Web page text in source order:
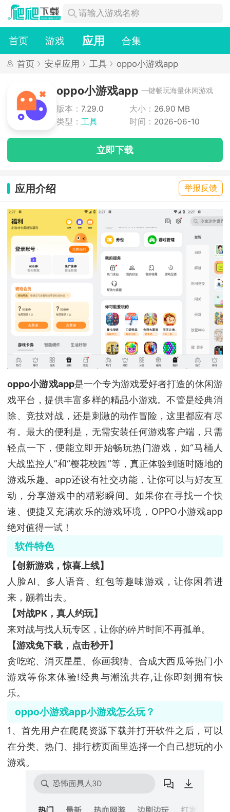
首页 游戏 应用 合集
首页 安卓应用 工具 oppo小游戏app
oppo小游戏app 一键畅玩海量休闲游戏
版本： 7.29.0 大小： 26.90 MB
类型： 工具 时间： 2026-06-10
立即下载
应用介绍 举报反馈
oppo小游戏app是一个专为游戏爱好者打造的休闲游
戏平台，提供丰富多样的精品小游戏。不管是经典消
除、竞技对战，还是刺激的动作冒险，这里都应有尽
有。最大的便利是，无需安装任何游戏客户端，只需
轻点一下，便能立即开始畅玩热门游戏，如“马桶人
大战监控人”和“樱花校园”等，真正体验到随时随地的
游戏乐趣。app还设有社交功能，让你可以与好友互
动，分享游戏中的精彩瞬间。如果你在寻找一个快
速、便捷又充满欢乐的游戏环境，OPPO小游戏app
绝对值得一试！
软件特色
【创新游戏，惊喜上线】
人脸AI、多人语音、红包等趣味游戏，让你困着进
来，蹦着出去。
【对战PK，真人约玩】
来对战与找人玩专区，让你的碎片时间不再孤单。
【游戏免下载，点击秒开】
贪吃蛇、消灭星星、你画我猜、合成大西瓜等热门小
游戏等你来体验!经典与潮流共存,让你即刻拥有快
乐。
oppo小游戏app小游戏怎么玩？
1、首先用户在爬爬资源下载并打开软件之后，可以
在分类、热门、排行榜页面里选择一个自己想玩的小
游戏。